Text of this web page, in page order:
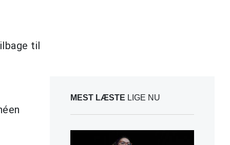
til
MEST LÆSTE LIGE NU